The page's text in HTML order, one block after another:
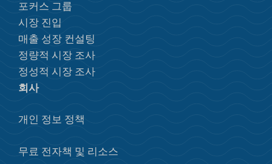
포커스 그룹
시장 진입
매출 성장 컨설팅
정량적 시장 조사
정성적 시장 조사
회사
개인 정보 정책
무료 전자책 및 리소스